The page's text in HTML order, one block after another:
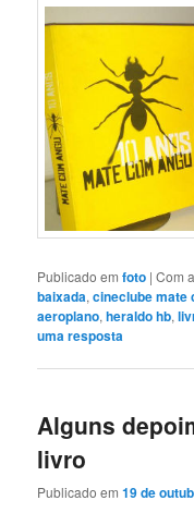
Publicado em foto |Com
baixada,cineclube mate
aeroplano,heraldo hb,
uma resposta
Alguns
livro
Publicado em19 de